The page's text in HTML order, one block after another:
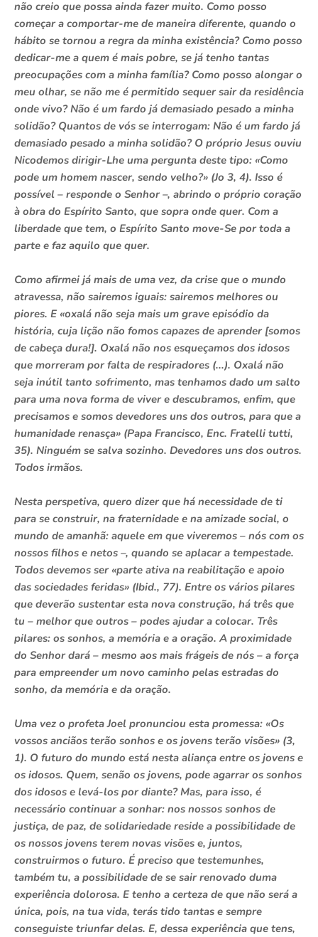
não creio que possa ainda fazer muito. Como posso
começar a comportar-me de maneira diferente, quando o
hábito se tornou a regra da minha existência? Como posso
dedicar-me a quem é mais pobre, se já tenho tantas
preocupações com a minha família? Como posso alongar o
meu olhar, se não me é permitido sequer sair da residência
onde vivo? Não é um fardo já demasiado pesado a minha
solidão? Quantos de vós se interrogam: Não é um fardo já
demasiado pesado a minha solidão? O próprio Jesus ouviu
Nicodemos dirigir-Lhe uma pergunta deste tipo: «Como
pode um homem nascer, sendo velho?» (Jo 3, 4). Isso é
possível – responde o Senhor –, abrindo o próprio coração
à obra do Espírito Santo, que sopra onde quer. Com a
liberdade que tem, o Espírito Santo move-Se por toda a
parte e faz aquilo que quer.
Como afirmei já mais de uma vez, da crise que o mundo
atravessa, não sairemos iguais: sairemos melhores ou
piores. E «oxalá não seja mais um grave episódio da
história, cuja lição não fomos capazes de aprender [somos
de cabeça dura!]. Oxalá não nos esqueçamos dos idosos
que morreram por falta de respiradores (...). Oxalá não
seja inútil tanto sofrimento, mas tenhamos dado um salto
para uma nova forma de viver e descubramos, enfim, que
precisamos e somos devedores uns dos outros, para que a
humanidade renasça» (Papa Francisco, Enc. Fratelli tutti,
35). Ninguém se salva sozinho. Devedores uns dos outros.
Todos irmãos.
Nesta perspetiva, quero dizer que há necessidade de ti
para se construir, na fraternidade e na amizade social, o
mundo de amanhã: aquele em que viveremos – nós com os
nossos filhos e netos –, quando se aplacar a tempestade.
Todos devemos ser «parte ativa na reabilitação e apoio
das sociedades feridas» (Ibid., 77). Entre os vários pilares
que deverão sustentar esta nova construção, há três que
tu – melhor que outros – podes ajudar a colocar. Três
pilares: os sonhos, a memória e a oração. A proximidade
do Senhor dará – mesmo aos mais frágeis de nós – a força
para empreender um novo caminho pelas estradas do
sonho, da memória e da oração.
Uma vez o profeta Joel pronunciou esta promessa: «Os
vossos anciãos terão sonhos e os jovens terão visões» (3,
1). O futuro do mundo está nesta aliança entre os jovens e
os idosos. Quem, senão os jovens, pode agarrar os sonhos
dos idosos e levá-los por diante? Mas, para isso, é
necessário continuar a sonhar: nos nossos sonhos de
justiça, de paz, de solidariedade reside a possibilidade de
os nossos jovens terem novas visões e, juntos,
construirmos o futuro. É preciso que testemunhes,
também tu, a possibilidade de se sair renovado duma
experiência dolorosa. E tenho a certeza de que não será a
única, pois, na tua vida, terás tido tantas e sempre
conseguiste triunfar delas. E, dessa experiência que tens,